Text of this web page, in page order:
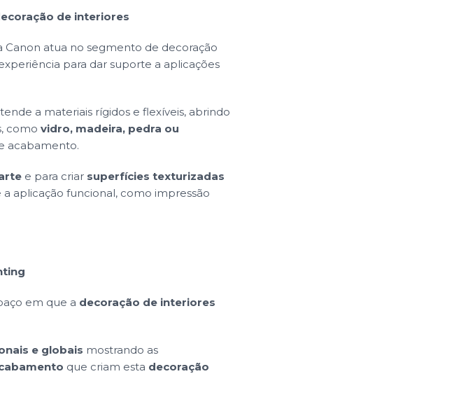
de interiores
Canon atua no segmento de decoração
para dar suporte a aplicações
a materiais rígidos e flexíveis, abrindo
como vidro, madeira, pedra ou
acabamento.
e para criar superfícies texturizadas
aplicação funcional, como impressão
em que a decoração de interiores
e globais mostrando as
que criam esta decoração